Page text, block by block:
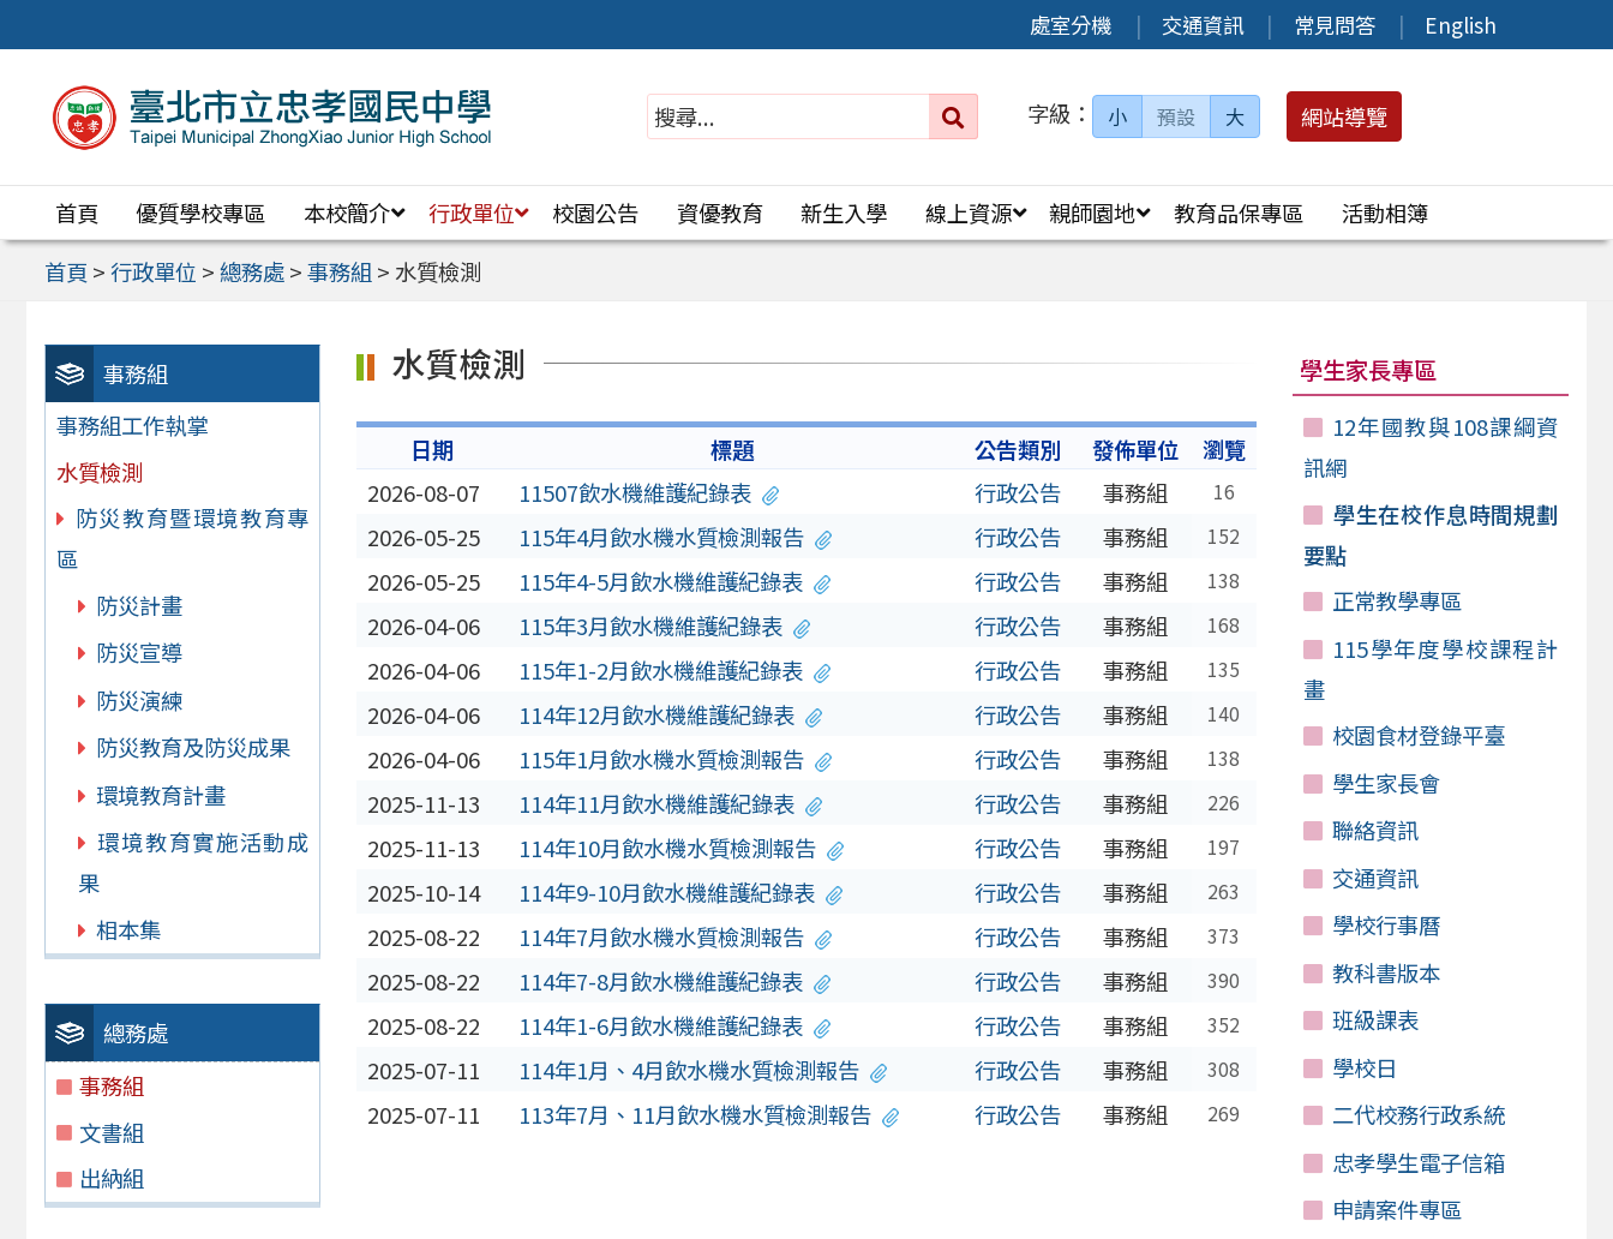
至
區
處室分機 交通資訊 常見問答 English
搜
字級： 小 預設 大 網站導覽
首頁 優質學校專區 本校簡介 行政單位 校園公告 資優教育 新生入學 線上資源 親師園地 教育品保專區
活動相簿
首頁 > 行政單位 >總務處>事務組 > 水質檢測
事務組
事務組工作執掌
水質檢測
防災教育暨環境教育專
區
防災計畫
防災宣導
防災演練
防災教育及防災成果
環境教育計畫
環境教育實施活動成
果
相本集
總務處
事務組
文書組
出納組
水質檢測
日期 標題 公告類別 發佈單位
瀏覽
2026-08-07
11507飲水機維護紀錄表 行政公告 事務組 16
2026-05-25 115年4月飲水機水質檢測報告 行政公告 事務組 152
2026-05-25 115年4-5月飲水機維護紀錄表 行政公告 事務組 138
2026-04-06 115年3月飲水機維護紀錄表 行政公告 事務組 168
2026-04-06 115年1-2月飲水機維護紀錄表 行政公告 事務組 135
2026-04-06 114年12月飲水機維護紀錄表 行政公告 事務組 140
2026-04-06 115年1月飲水機水質檢測報告 行政公告 事務組 138
2025-11-13 114年11月飲水機維護紀錄表 行政公告 事務組 226
2025-11-13 114年10月飲水機水質檢測報告 行政公告 事務組 197
2025-10-14 114年9-10月飲水機維護紀錄表 行政公告 事務組 263
2025-08-22 114年7月飲水機水質檢測報告 行政公告 事務組 373
2025-08-22 114年7-8月飲水機維護紀錄表 行政公告 事務組 390
2025-08-22 114年1-6月飲水機維護紀錄表 行政公告 事務組 352
2025-07-11 114年1月、4月飲水機水質檢測報告 行政公告 事務組 308
2025-07-11 113年7月、11月飲水機水質檢測報告 行政公告 事務組 269
學生家長專區
12年國教與108課綱資
訊網
學生在校作息時間規劃
要點
正常教學專區
115學年度學校課程計
畫
校園食材登錄平臺
學生家長會
聯絡資訊
交通資訊
學校行事曆
教科書版本
班級課表
學校日
二代校務行政系統
忠孝學生電子信箱
申請案件專區